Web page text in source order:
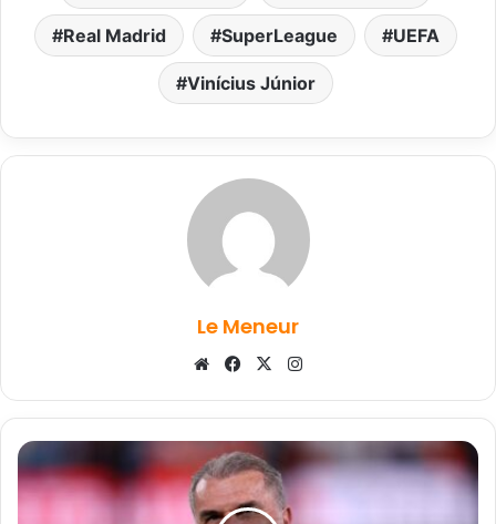
Real Madrid SuperLeague UEFA
Vinícius Júnior
Le Meneur
WebsiteFacebook
X